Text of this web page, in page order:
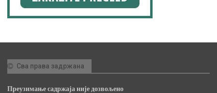
Сва права задржана
Преузимање садржаја није дозвољено